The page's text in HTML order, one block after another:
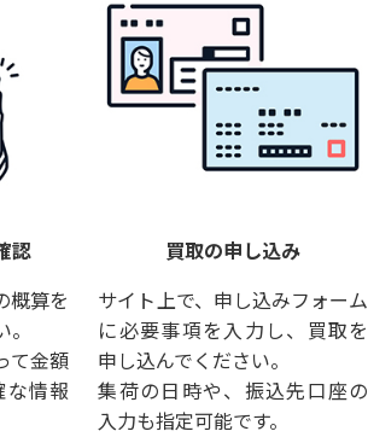
認
概算を
て金額
情報
買取の申し込み
サイト上で、申し込みフォーム
に必要事項を入力し、買取を
申し込んでください。
集荷の日時や、振込先口座の
入力も指定可能です。